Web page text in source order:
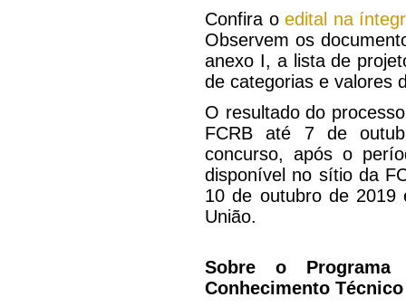
Confira oedital na
Observem os
anexo I, a lista de
de categorias e valores
O resultado do
FCRB até 7 de
concurso, após o
disponível no sítio da
10 de outubro de 2019
União.
Sobre o
Conhecimento